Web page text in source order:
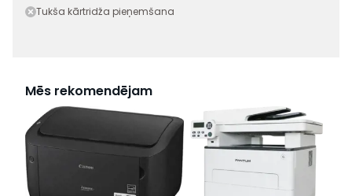
Tukša kārtridža pieņemšana
Mēs rekomendējam